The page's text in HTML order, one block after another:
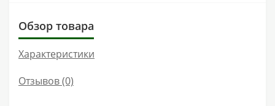
Обзор товара
Характеристики
Отзывов (0)